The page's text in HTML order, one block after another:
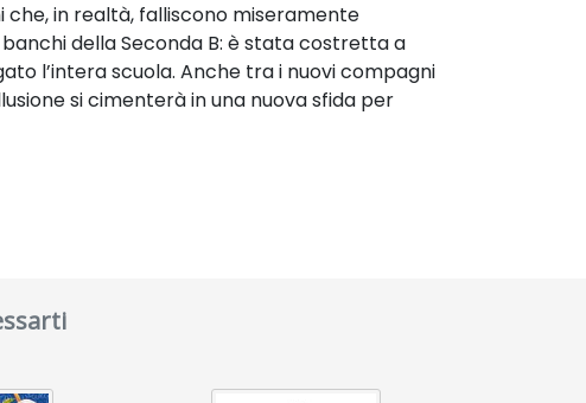
in realtà, falliscono miseramente
della Seconda B: è stata costretta a
l’intera scuola. Anche tra i nuovi compagni
si cimenterà in una nuova sfida per